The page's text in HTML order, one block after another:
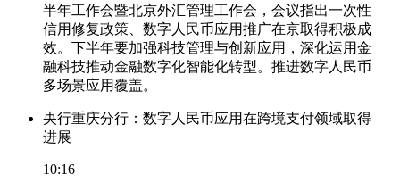
半年工作会暨北京外汇管理工作会，会议指出一次性
信用修复政策、数字人民币应用推广在京取得积极成
效。下半年要加强科技管理与创新应用，深化运用金
融科技推动金融数字化智能化转型。推进数字人民币
多场景应用覆盖。
央行重庆分行：数字人民币应用在跨境支付领域取得
进展
10:16